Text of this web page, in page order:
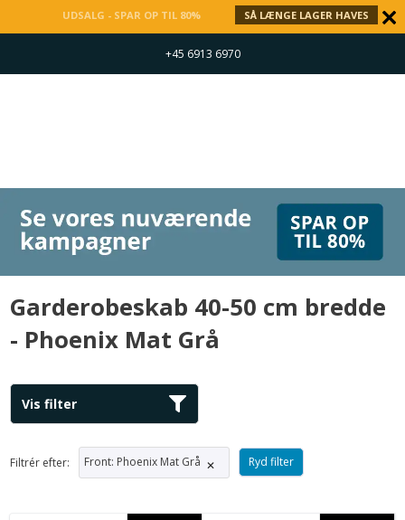
UDSALG - SPAR OP TIL 80% SÅ LÆNGE LAGER HAVES
+45 6913 6970
Garderobeskab 40-50 cm bredde
- Phoenix Mat Grå
Vis filter
Filtrér efter: Front: Phoenix Mat Grå ✕ Ryd filter